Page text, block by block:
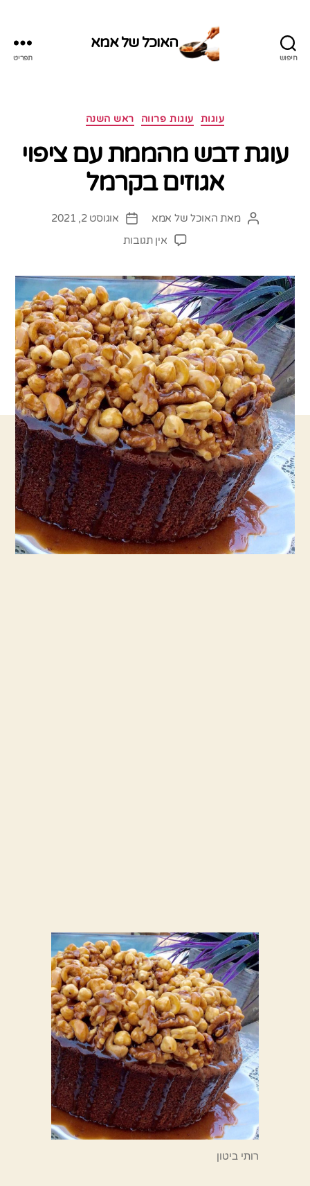
חיפוש
האוכל של אמא
תפריט
קטגוריות עוגות עוגות פרווה ראש השנה
עוגת דבש מהממת עם ציפוי
אגוזים בקרמל
המחבר
מאת האוכל של אמא
תאריךאוגוסט 2, 2021
אין תגובותעל
מהממת
עם
ציפוי
אגוזים
בקרמל
רותי ביטון